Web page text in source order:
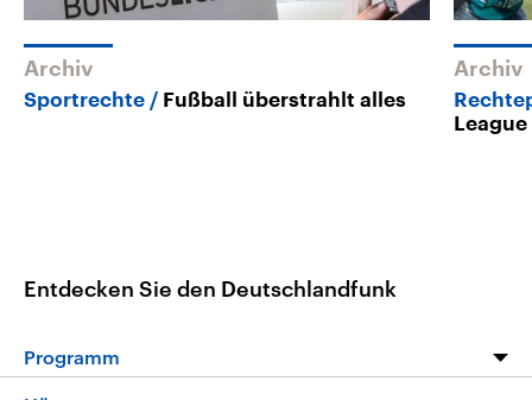
Archiv
Sportrechte Fußball überstrahlt alles
Archiv
Entdecken Sie den Deutschlandfunk
Programm